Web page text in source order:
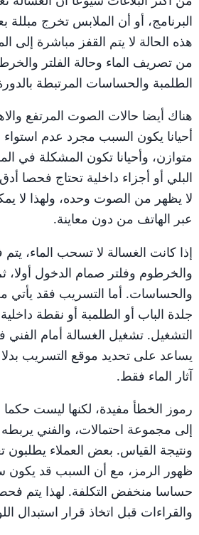
البرنامج، أو أن الملابس تخرج مبللة
هذه الحالة لا يتم القفز مباشرة إلى
من تصريف الماء وحالة الفلتر
الطلمبة والحساسات المرتبطة
هناك أيضا حالات الصوت المرتفع
أحيانا يكون السبب مجرد عدم استواء
متوازن، وأحيانا تكون المشكلة في
البلي أو أجزاء داخلية تحتاج فحصا
لا يظهر من الصوت وحده، ولهذا لا
عبر الهاتف من دون معاينة.
إذا كانت الغسالة لا تسحب الماء،
والخرطوم وفلتر صمام الدخول أولا،
والحساسات. أما التسريب فقد
جلدة الباب أو الطلمبة أو نقطة داخلية
التشغيل. تشغيل الغسالة أمام
يساعد على تحديد موقع التسريب
آثار الماء فقط.
رموز الخطأ مفيدة، لكنها ليست حكما
إلى مجموعة احتمالات، والفني
ونتيجة القياس. بعض العملاء يطلبون
ظهور الرمز، مع أن السبب قد يكون
حساسا منخفض التكلفة. لهذا يتم
والقراءات قبل اتخاذ قرار استبدال